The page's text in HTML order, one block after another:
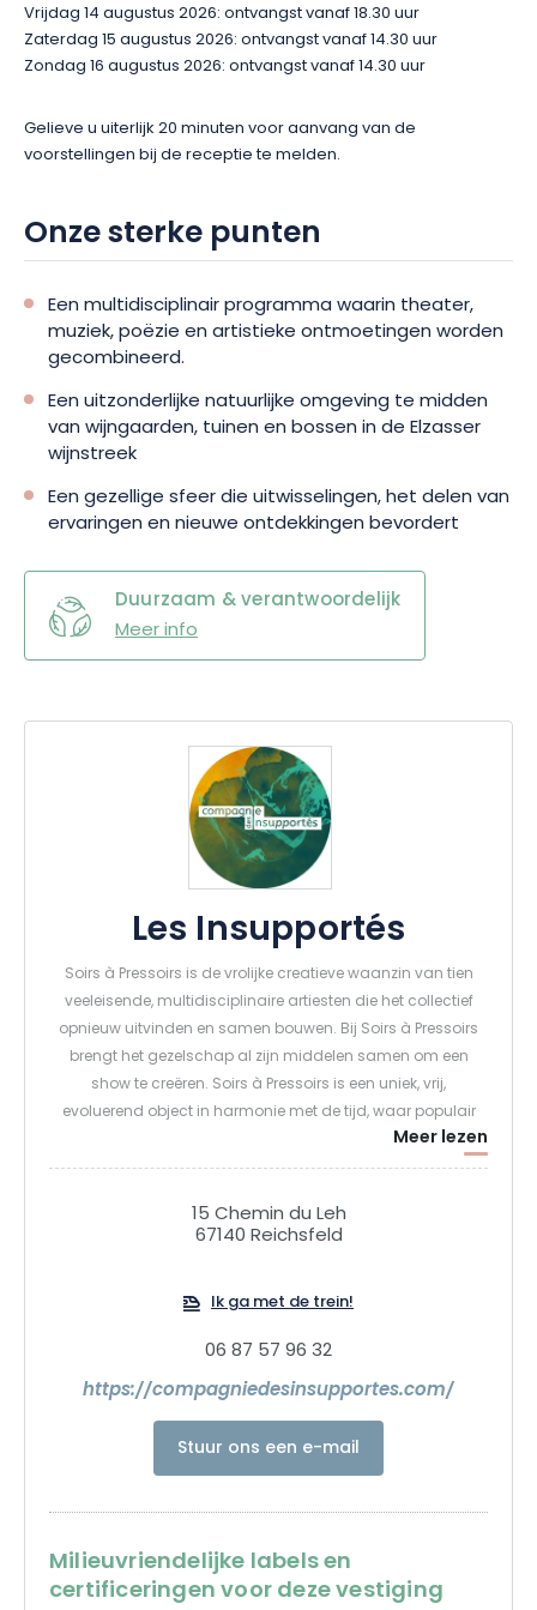
Vrijdag 14 augustus 2026: ontvangst vanaf 18.30 uur
Zaterdag 15 augustus 2026: ontvangst vanaf 14.30 uur
Zondag 16 augustus 2026: ontvangst vanaf 14.30 uur
Gelieve u uiterlijk 20 minuten voor aanvang van de
voorstellingen bij de receptie te melden.
Onze sterke punten
Een multidisciplinair programma waarin theater,
muziek, poëzie en artistieke ontmoetingen worden
gecombineerd.
Een uitzonderlijke natuurlijke omgeving te midden
van wijngaarden, tuinen en bossen in de Elzasser
wijnstreek
Een gezellige sfeer die uitwisselingen, het delen van
ervaringen en nieuwe ontdekkingen bevordert
Duurzaam & verantwoordelijk
Meer info
Les Insupportés
Soirs à Pressoirs is de vrolijke creatieve waanzin van tien
veeleisende, multidisciplinaire artiesten die het collectief
opnieuw uitvinden en samen bouwen. Bij Soirs à Pressoirs
brengt het gezelschap al zijn middelen samen om een
show te creëren. Soirs à Pressoirs is een uniek, vrij,
evoluerend object in harmonie met de tijd, waar populair
live entertainment al acht jaar lang elke zomer een divers
publiek ontmoet in het hart van de wijngaarden. Soirs à
Borès en Reichsfeld.
Meer lezen
15 Chemin du Leh
67140 Reichsfeld
Ik ga met de trein!
06 87 57 96 32
https://compagniedesinsupportes.com/
Stuur ons een e-mail
Milieuvriendelijke labels en
certificeringen voor deze vestiging